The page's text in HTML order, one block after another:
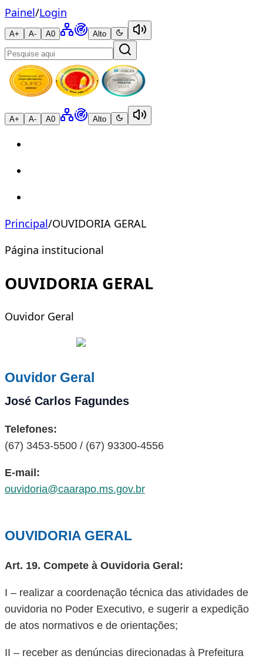
Painel/Login
A+ A- A0 Alto
A+ A- A0 Alto
Principal/OUVIDORIA GERAL
Página institucional
OUVIDORIA GERAL
Ouvidor Geral
Ouvidor Geral
José Carlos Fagundes
Telefones:
(67) 3453-5500 / (67) 93300-4556
E-mail:
ouvidoria@caarapo.ms.gov.br
OUVIDORIA GERAL
Art. 19. Compete à Ouvidoria Geral:
I – realizar a coordenação técnica das atividades de
ouvidoria no Poder Executivo, e sugerir a expedição
de atos normativos e de orientações;
II – receber as denúncias direcionadas à Prefeitura